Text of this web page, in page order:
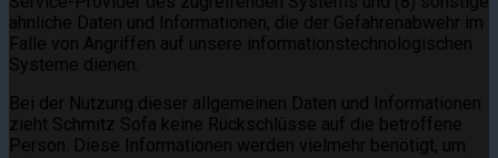
ähnliche Daten und Informationen, die der Gefahrenabwehr im
Falle von Angriffen auf unsere informationstechnologischen
Systeme dienen.
Bei der Nutzung dieser allgemeinen Daten und Informationen
zieht Schmitz Sofa keine Rückschlüsse auf die betroffene
Person. Diese Informationen werden vielmehr benötigt, um